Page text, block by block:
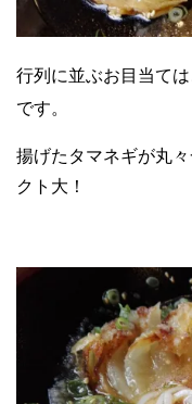
行列に並ぶお目当ては
です。
揚げたタマネギが丸
クト大！